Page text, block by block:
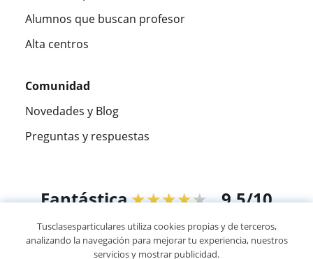
Alumnos que buscan profesor
Alta centros
Comunidad
Novedades y Blog
Preguntas y respuestas
Fantástica★★★★★ 9,5/10
305915opiniones de alumnos
Tusclasesparticulares utiliza cookies propias y de terceros,
analizando la navegación para mejorar tu experiencia, nuestros
servicios y mostrar publicidad.